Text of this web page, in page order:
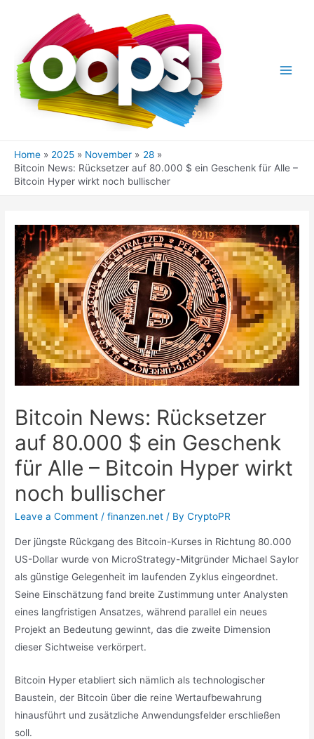
Home 2025 November
28
Bitcoin News: Rücksetzer auf 80.000 $ ein Geschenk für Alle –
Bitcoin Hyper wirkt noch bullischer
Bitcoin News: Rücksetzer
auf 80.000 $ ein Geschenk
für Alle – Bitcoin Hyper wirkt
noch bullischer
Leave a Comment /finanzen.net / ByCryptoPR
Der jüngste Rückgang des Bitcoin-Kurses in Richtung 80.000
US-Dollar wurde von MicroStrategy-Mitgründer Michael Saylor
als günstige Gelegenheit im laufenden Zyklus eingeordnet.
Seine Einschätzung fand breite Zustimmung unter Analysten
eines langfristigen Ansatzes, während parallel ein neues
Projekt an Bedeutung gewinnt, das die zweite Dimension
dieser Sichtweise verkörpert.
Bitcoin Hyper etabliert sich nämlich als technologischer
Baustein, der Bitcoin über die reine Wertaufbewahrung
hinausführt und zusätzliche Anwendungsfelder erschließen
soll.